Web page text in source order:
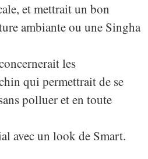
et mettrait un bon
ambiante ou une Singha
les
qui permettrait de se
polluer et en toute
avec un look de Smart.